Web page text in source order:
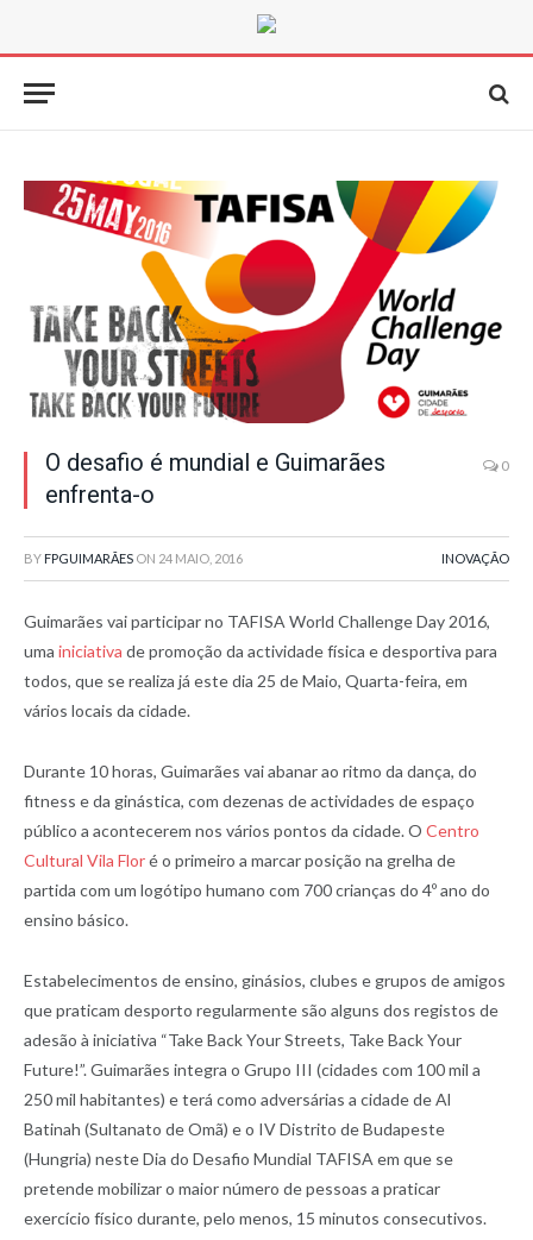
O desafio é mundial e Guimarães
enfrenta-o
0
BY FPGUIMARÃES ON 24 MAIO, 2016 INOVAÇÃO
Guimarães vai participar no TAFISA World Challenge Day 2016,
uma iniciativa de promoção da actividade física e desportiva para
todos, que se realiza já este dia 25 de Maio, Quarta-feira, em
vários locais da cidade.
Durante 10 horas, Guimarães vai abanar ao ritmo da dança, do
fitness e da ginástica, com dezenas de actividades de espaço
público a acontecerem nos vários pontos da cidade. O Centro
Cultural Vila Floré o primeiro a marcar posição na grelha de
partida com um logótipo humano com 700 crianças do 4º ano do
ensino básico.
Estabelecimentos de ensino, ginásios, clubes e grupos de amigos
que praticam desporto regularmente são alguns dos registos de
adesão à iniciativa “Take Back Your Streets, Take Back Your
Future!”. Guimarães integra o Grupo III (cidades com 100 mil a
250 mil habitantes) e terá como adversárias a cidade de Al
Batinah (Sultanato de Omã) e o IV Distrito de Budapeste
(Hungria) neste Dia do Desafio Mundial TAFISA em que se
pretende mobilizar o maior número de pessoas a praticar
exercício físico durante, pelo menos, 15 minutos consecutivos.